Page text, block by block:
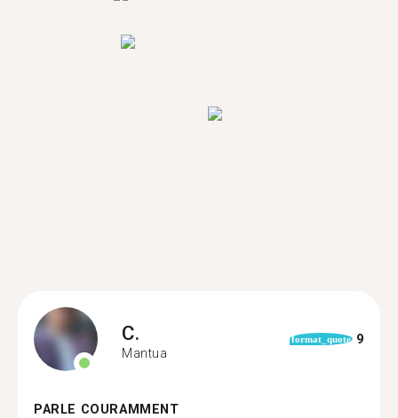
C.
Mantua
format_quote 9
PARLE COURAMMENT